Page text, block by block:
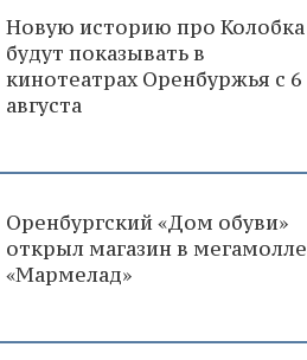
Новую историю про Колобка
будут показывать в
кинотеатрах Оренбуржья с 6
августа
Оренбургский «Дом обуви»
открыл магазин в мегамолле
«Мармелад»